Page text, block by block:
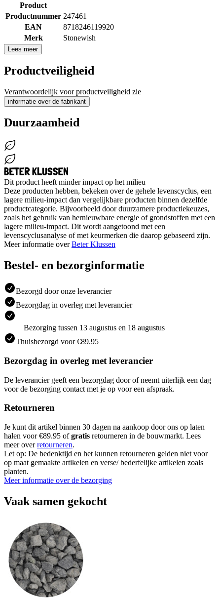
Product
Productnummer 247461
EAN
8718246119920
Merk
Stonewish
Lees meer
Productveiligheid
Verantwoordelijk voor productveiligheid zie
informatie over de fabrikant
Duurzaamheid
Dit product heeft minder impact op het milieu
Deze producten hebben, bekeken over de gehele levenscyclus, een
lagere milieu-impact dan vergelijkbare producten binnen dezelfde
productcategorie. Bijvoorbeeld door duurzamere productiekeuzes,
zoals het gebruik van hernieuwbare energie of grondstoffen met een
lagere milieu-impact. Dit wordt aangetoond met een
levenscyclusanalyse of met keurmerken die daarop gebaseerd zijn.
Meer informatie overBeter Klussen
Bestel- en bezorginformatie
Bezorgd door onze leverancier
Bezorgdag in overleg met leverancier
Bezorging tussen 13 augustus en 18 augustus
Thuisbezorgd voor €89.95
Bezorgdag in overleg met leverancier
De leverancier geeft een bezorgdag door of neemt uiterlijk een dag
voor de bezorging contact met je op voor een afspraak.
Retourneren
Je kunt dit artikel binnen 30 dagen na aankoop door ons op laten
halen voor €89.95 ofgratis retourneren in de bouwmarkt. Lees
meer overretourneren.
Let op: De bedenktijd en het kunnen retourneren gelden niet voor
op maat gemaakte artikelen en verse/ bederfelijke artikelen zoals
planten.
Meer informatie over de bezorging
Vaak samen gekocht